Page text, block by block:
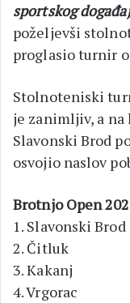
sportskog
poželjevši
proglasio turnir
Stolnoteniski
je zanimljiv, a
Slavonski Brod
osvojio naslov
Brotnjo Open
1. Slavonski Brod
2. Čitluk
3. Kakanj
4. Vrgorac